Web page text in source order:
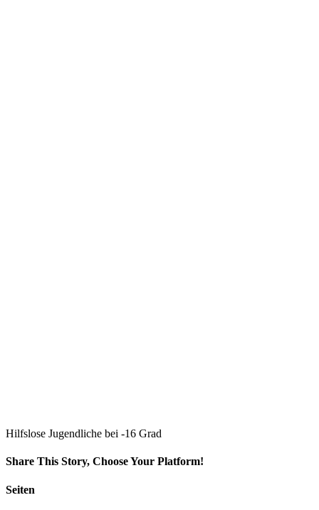
Hilfslose Jugendliche bei -16 Grad
Share This Story, Choose Your Platform!
Facebook
Twitter
LinkedIn
Reddit
Whatsapp
Google+
Tumblr
Pinterest
Vk
Email
Seiten